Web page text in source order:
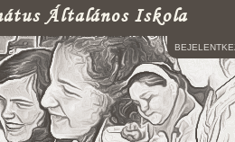
Általános Iskola